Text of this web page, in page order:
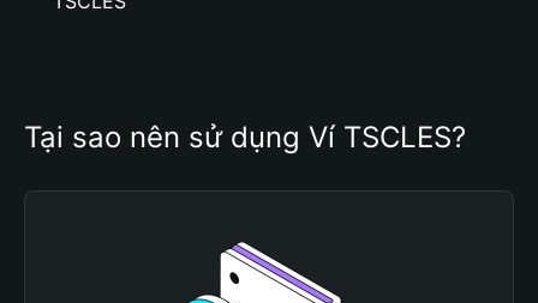
Tại sao nên sử dụng Ví TSCLES?